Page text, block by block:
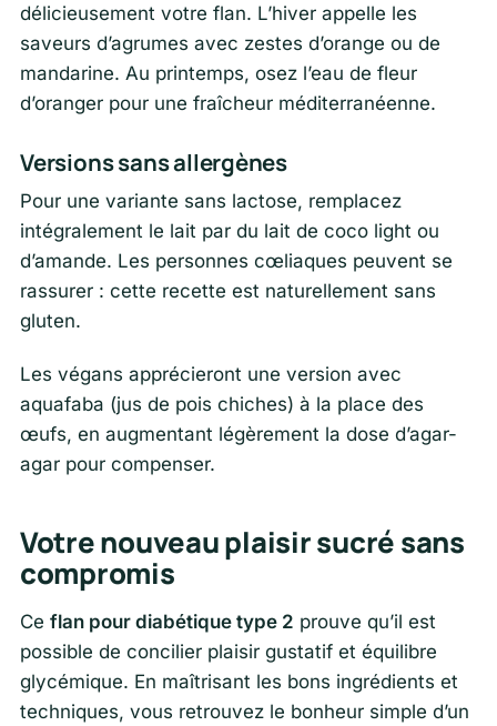
délicieusement votre flan. L’hiver appelle les
saveurs d’agrumes avec zestes d’orange ou de
mandarine. Au printemps, osez l’eau de fleur
d’oranger pour une fraîcheur méditerranéenne.
Versions sans allergènes
Pour une variante sans lactose, remplacez
intégralement le lait par du lait de coco light ou
d’amande. Les personnes cœliaques peuvent se
rassurer : cette recette est naturellement sans
gluten.
Les végans apprécieront une version avec
aquafaba (jus de pois chiches) à la place des
œufs, en augmentant légèrement la dose d’agar-
agar pour compenser.
Votre nouveau plaisir sucré sans
compromis
Ce flan pour diabétique type 2 prouve qu’il est
possible de concilier plaisir gustatif et équilibre
glycémique. En maîtrisant les bons ingrédients et
techniques, vous retrouvez le bonheur simple d’un